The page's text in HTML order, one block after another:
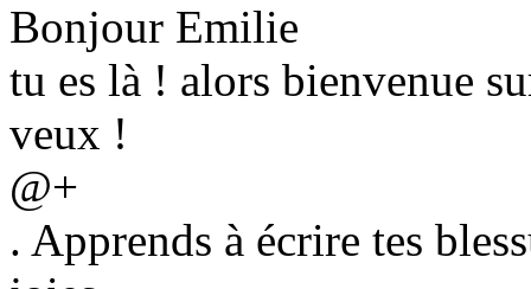
Bonjour Emilie
tu es là ! alors bienvenue
veux !
@+
. Apprends à écrire tes